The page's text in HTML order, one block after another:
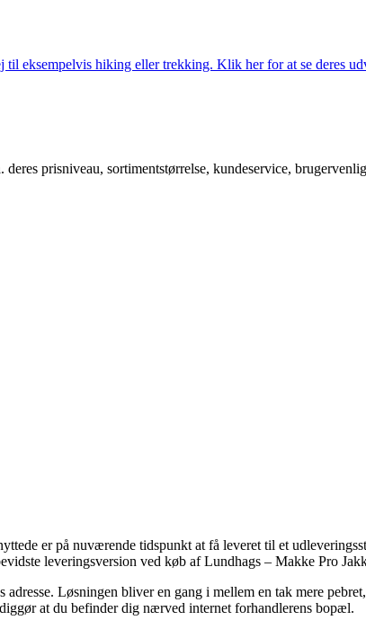
eksempelvis hiking eller trekking. Klik her for at se deres
prisniveau, sortimentstørrelse, kundeservice,
er på nuværende tidspunkt at få leveret til et
leveringsversion ved køb af Lundhags – Makke Pro
Løsningen bliver en gang i mellem en tak mere
at du befinder dig nærved internet forhandlerens bopæl.